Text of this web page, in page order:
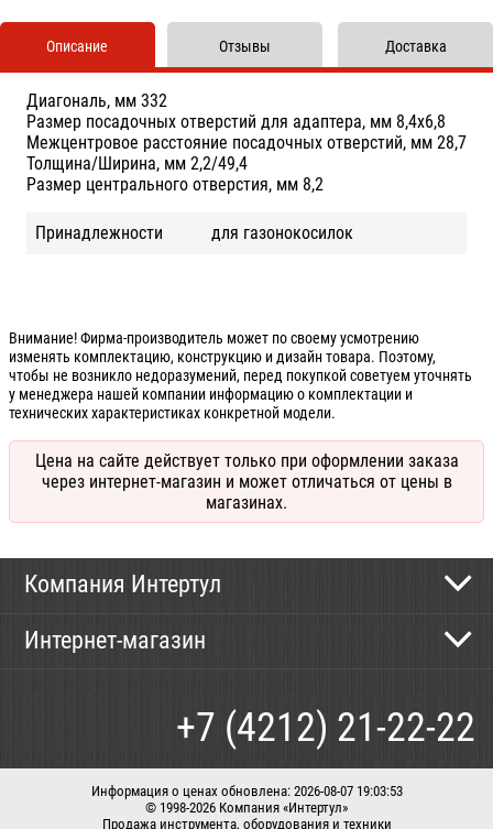
Описание
Диагональ, мм 332
Размер посадочных отверстий для адаптера, мм 8,4x6,8
Межцентровое расстояние посадочных отверстий, мм 28,7
Толщина/Ширина, мм 2,2/49,4
Размер центрального отверстия, мм 8,2
Принадлежности для газонокосилок
Отзывы Доставка
Внимание! Фирма-производитель может по своему усмотрению
изменять комплектацию, конструкцию и дизайн товара. Поэтому,
чтобы не возникло недоразумений, перед покупкой советуем уточнять
у менеджера нашей компании информацию о комплектации и
технических характеристиках конкретной модели.
Цена на сайте действует только при оформлении заказа
через интернет-магазин и может отличаться от цены в
магазинах.
Компания Интертул
Новости
Интернет-магазин
Доставка
+7 (4212) 21-22-22
Информация о ценах обновлена: 2026-08-07 19:03:53
© 1998-2026 Компания «Интертул»
Продажа инструмента, оборудования и техники